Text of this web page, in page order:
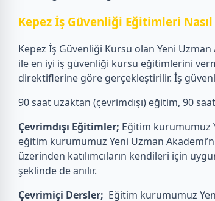
Kepez İş Güvenliği Eğitimleri
Kepez İş Güvenliği Kursu olan Yeni
ile en iyi iş güvenliği kursu eğitimlerini
direktiflerine göre gerçekleştirilir. İş
90 saat uzaktan (çevrimdışı) eğitim, 90
Çevrimdışı Eğitimler; Eğitim kurumumuz
eğitim kurumumuz Yeni Uzman
üzerinden katılımcıların kendileri için
şeklinde de anılır.
Çevrimiçi Dersler; Eğitim kurumumuz